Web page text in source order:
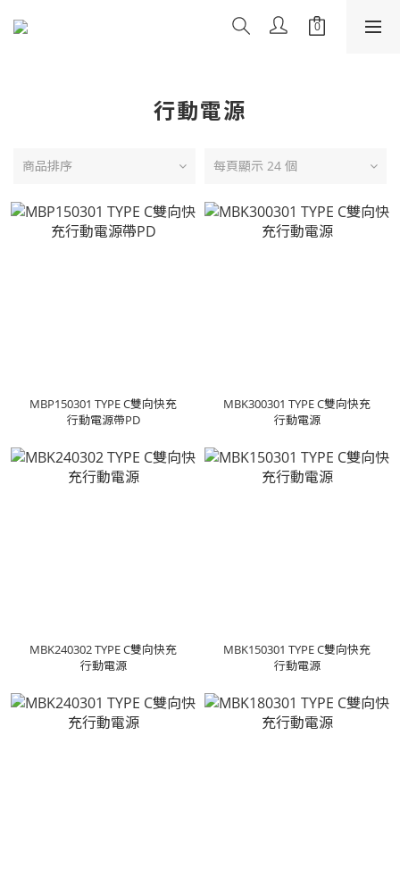
行動電源
商品排序 每頁顯示 24 個
MBP150301 TYPE C雙向快充
行動電源帶PD
MBK300301 TYPE C雙向快充
行動電源
MBK240302 TYPE C雙向快充
行動電源
MBK150301 TYPE C雙向快充
行動電源